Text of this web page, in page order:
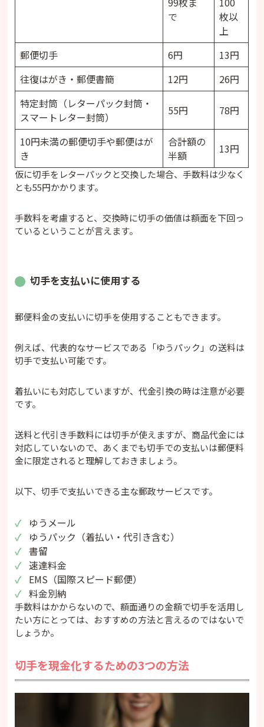
で
枚以
上
郵便切手
6円
13円
往復はがき・郵便書簡
12円
26円
特定封筒（レターパック封筒・
スマートレター封筒）
55円 78円
10円未満の郵便切手や郵便はが
き
合計額の
半額
13円
仮に切手をレターパックと交換した場合、手数料は少なく
とも55円かかります。
手数料を考慮すると、交換時に切手の価値は額面を下回っ
ているということが言えます。
切手を支払いに使用する
郵便料金の支払いに切手を使用することもできます。
例えば、代表的なサービスである「ゆうパック」の送料は
切手で支払い可能です。
着払いにも対応していますが、代金引換の時は注意が必要
です。
送料と代引き手数料には切手が使えますが、商品代金には
対応していないので、あくまでも切手での支払いは郵便料
金に限定されると理解しておきましょう。
以下、切手で支払いできる主な郵政サービスです。
ゆうメール
ゆうパック（着払い・代引き含む）
書留
速達料金
EMS（国際スピード郵便）
料金別納
手数料はかからないので、額面通りの金額で切手を活用し
たい方にとっては、おすすめの方法と言えるのではないで
しょうか。
切手を現金化するための3つの方法